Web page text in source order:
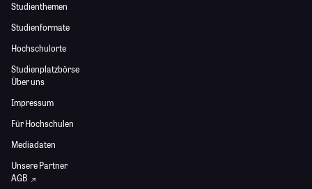
Studienthemen
Studienformate
Hochschulorte
Studienplatzbörse
Über uns
Impressum
Für Hochschulen
Mediadaten
Unsere Partner
AGB